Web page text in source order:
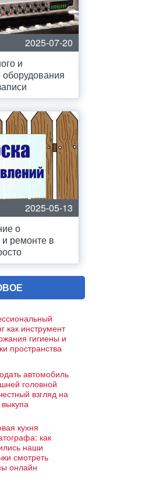
2025-07-20
и
оборудования
2025-05-13
о
и ремонте в
как инструмент
гигиены и
пространства
автомобиль
головной
взгляд на
выкупа
кухня
как
наши
смотреть
онлайн